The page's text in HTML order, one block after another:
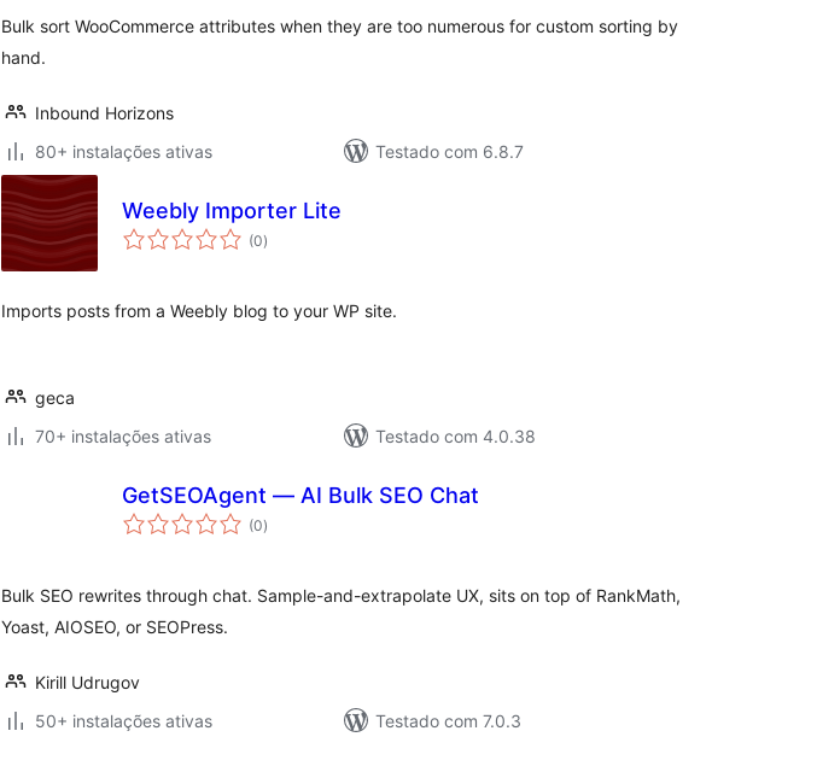
Bulk sort WooCommerce attributes when they are too numerous for custom sorting by
hand.
Inbound Horizons
80+ instalações ativas
Testado com 6.8.7
Weebly Importer Lite
(0avaliações
totais
)
Imports posts from a Weebly blog to your WP site.
geca
70+ instalações ativas
Testado com 4.0.38
GetSEOAgent — AI Bulk SEO Chat
(0avaliações
totais
)
Bulk SEO rewrites through chat. Sample-and-extrapolate UX, sits on top of RankMath,
Yoast, AIOSEO, or SEOPress.
Kirill Udrugov
50+ instalações ativas
Testado com 7.0.3